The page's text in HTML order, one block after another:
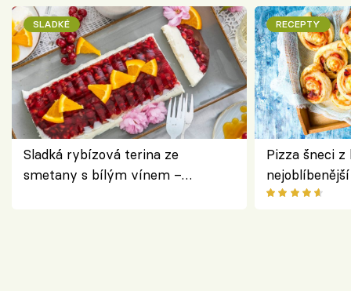
SLADKÉ
Sladká rybízová terina ze
smetany s bílým vínem –
RECEPTY
Pizza šneci